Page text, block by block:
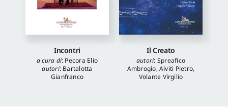
Incontri
a cura di: Pecora Elio
autori: Bartalotta
Gianfranco
Il Creato
autori: Spreafico
Ambrogio,Alviti Pietro,
Volante Virgilio